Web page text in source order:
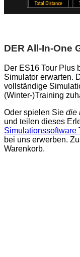
DER All-In-One
Der ES16 Tour Plus
Simulator erwarten.
vollständige
(Winter-)Training
Oder spielen Sie die
und teilen dieses
Simulationssoftware
bei uns erwerben.
Warenkorb.